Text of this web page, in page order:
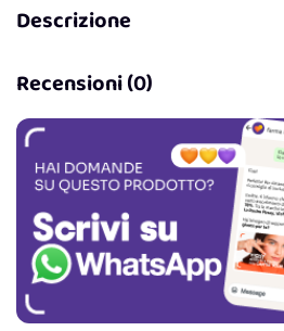
Descrizione
Recensioni (0)